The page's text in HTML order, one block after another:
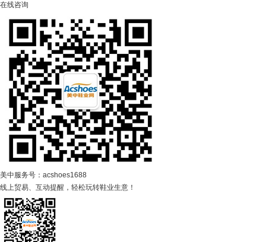
在线咨询
美中服务号：acshoes1688
线上贸易、互动提醒，轻松玩转鞋业生意！